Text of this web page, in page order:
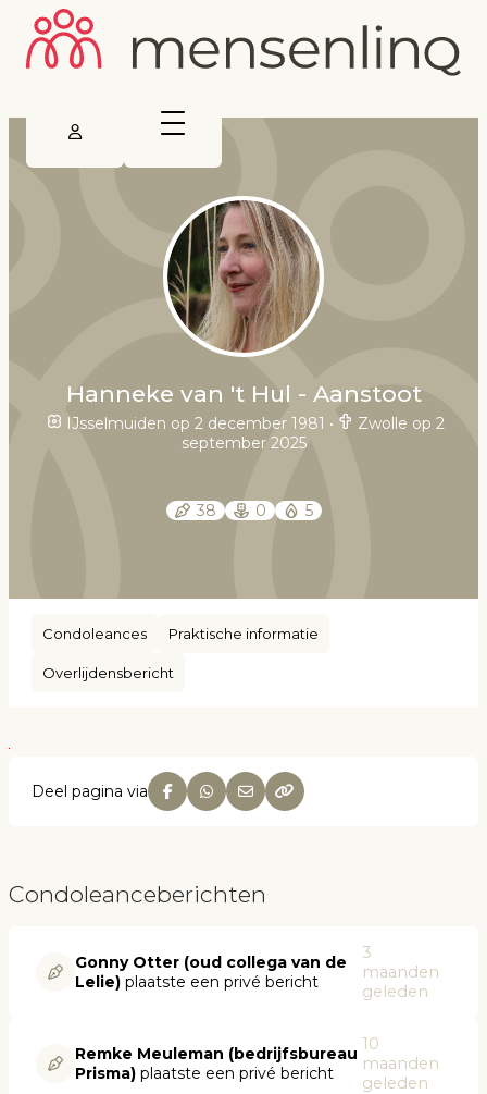
Hanneke van 't Hul - Aanstoot
IJsselmuiden op 2 december 1981 •
Zwolle op 2
september 2025
38 0 5
Condoleances Praktische informatie
Overlijdensbericht
Deel pagina via
Condoleanceberichten
Gonny Otter (oud collega van de
Lelie) plaatste een privé bericht
3
maanden
geleden
Remke Meuleman (bedrijfsbureau
Prisma) plaatste een privé bericht
10
maanden
geleden